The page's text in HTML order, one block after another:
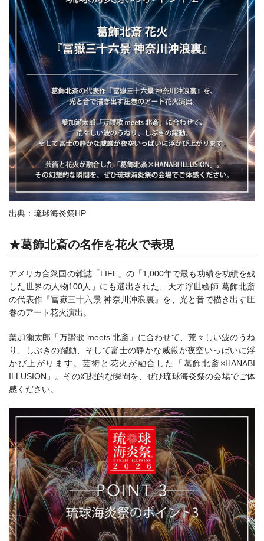
出典：琉球海炎祭HP
★葛飾北斎の名作を花火で表現
アメリカ合衆国の雑誌「LIFE」の「1,000年で最も功績を功績を残
した世界の人物100人」にも選出された、天才浮世絵師 葛飾北斎
の代表作『冨嶽三十六景 神奈川沖浪裏』を、光と音で描き出す圧
巻のアート花火演出。
葉加瀬太郎「万讃歌 meets 北斎」に合わせて、荒々しい波のうね
り、しぶきの躍動、そして富士の静かな威厳が夜空いっぱいに浮
かび上がります。芸術と花火が融合した「葛飾北斎×HANABI
ILLUSION」。その幻想的な瞬間を、ぜひ琉球海炎祭の会場でご体
感ください。